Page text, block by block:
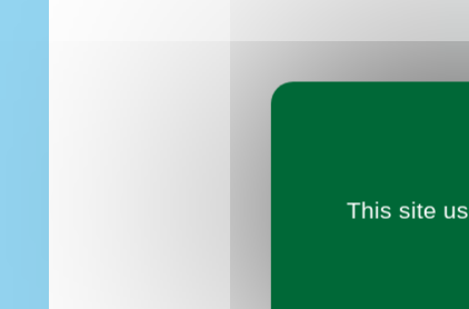
This site